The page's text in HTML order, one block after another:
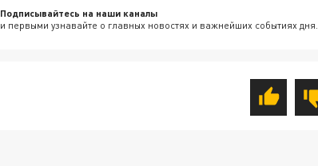
Подписывайтесь на наши каналы
и первыми узнавайте о главных новостях и важнейших событиях дня.